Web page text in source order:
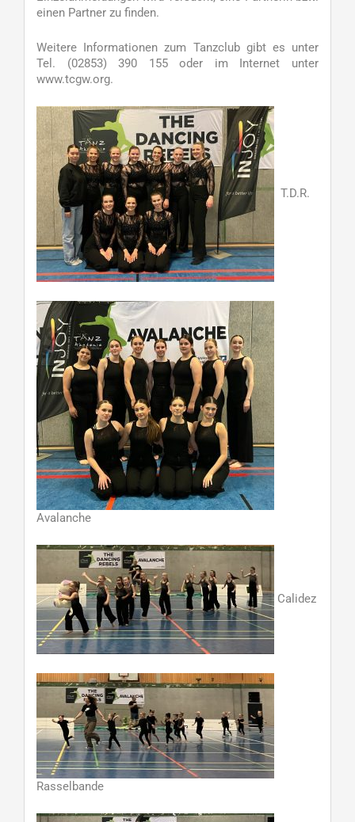
einen Partner zu finden.
Weitere Informationen zum Tanzclub gibt es unter
Tel. (02853) 390 155 oder im Internet unter
www.tcgw.org.
T.D.R.
Avalanche
Calidez
Rasselbande